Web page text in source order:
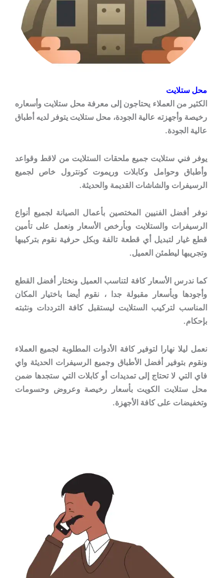
محل ستلايت
الكثير من العملاء يحتاجون إلى معرفة محل ستلايت وأسعاره
رخيصة وأجهزته عالية الجودة، محل ستلايت يتوفر لديه أطباق
عالية الجودة.
يوفر فني ستلايت جميع ملحقات الستلايت من لاقط وقواعد
وأطباق وحوامل وكابلات وريموت كونترول خاص لجميع
الرسيفرات والشاشات القديمة والحديثة.
نوفر أفضل الفنيين المختصين بأعمال الصيانة لجميع أنواع
الرسيفرات والستلايت وبأرخص الأسعار ونعمل على تأمين
قطع غيار لتبديل أي قطعة تالفة وبكل حرفية نقوم بتركيبها
وتجريبها ليطمئن العميل.
كما ندرس الأسعار كافة لتناسب العميل ونختار أفضل القطع
وأجودها وبأسعار مقبولة جدا ، نقوم أيضا باختيار المكان
المناسب لتركيب الستلايت ليستقبل كافة الترددات ونثبته
بإحكام.
نعمل ليلا نهارا لتوفير كافة الأدوات المطلوبة لجميع العملاء
ونقوم بتوفير أفضل الأطباق وجميع الرسيفرات الحديثة واي
فاي التي لا تحتاج إلى تمديدات أو كابلات التي ستجدها ضمن
محل ستلايت الكويت بأسعار رخيصة وعروض وحسومات
وتخفيضات على كافة الأجهزة.